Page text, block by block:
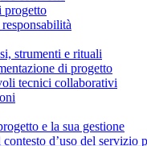
progetto
strumenti e rituali
di progetto
tecnici collaborativi
e la sua gestione
d’uso del servizio